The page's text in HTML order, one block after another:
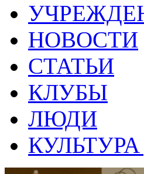
НОВОСТИ
СТАТЬИ
КЛУБЫ
ЛЮДИ